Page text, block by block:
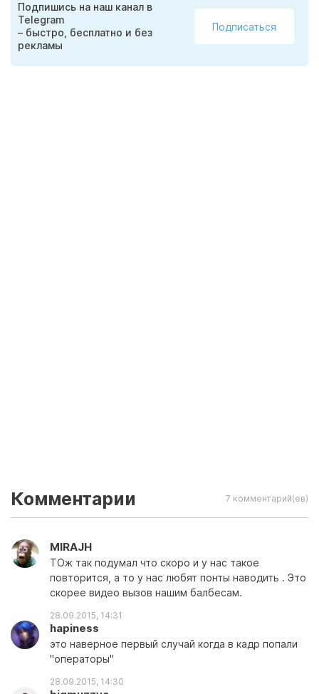
Подпишись на наш канал в
Telegram
– быстро, бесплатно и без
рекламы
Подписаться
Комментарии 7 комментарий(ев)
MIRAJH
ТОж так подумал что скоро и у нас такое
повторится, а то у нас любят понты наводить . Это
скорее видео вызов нашим балбесам.
28.09.2015, 14:31
hapiness
это наверное первый случай когда в кадр попали
"операторы"
28.09.2015, 14:30